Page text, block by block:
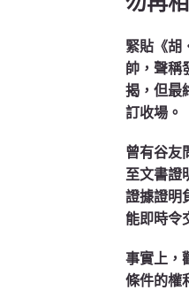
緊貼《胡
帥，聲稱
揭，但最
訂收場。
曾有谷友
至文書證
證據證明
能即時令
事實上，
條件的權